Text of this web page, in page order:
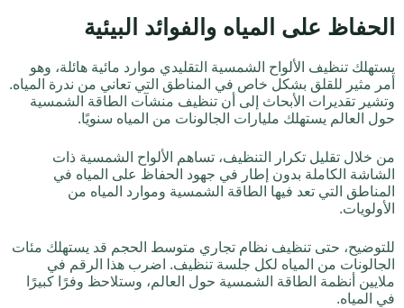
الحفاظ على المياه والفوائد البيئية
يستهلك تنظيف الألواح الشمسية التقليدي موارد مائية هائلة، وهو
أمر مثير للقلق بشكل خاص في المناطق التي تعاني من ندرة المياه.
وتشير تقديرات الأبحاث إلى أن تنظيف منشآت الطاقة الشمسية
حول العالم يستهلك مليارات الجالونات من المياه سنويًا.
من خلال تقليل تكرار التنظيف، تساهم الألواح الشمسية ذات
الشاشة الكاملة بدون إطار في جهود الحفاظ على المياه في
المناطق التي تعد فيها الطاقة الشمسية وموارد المياه من
الأولويات.
للتوضيح، حتى تنظيف نظام تجاري متوسط الحجم قد يستهلك مئات
الجالونات من المياه لكل جلسة تنظيف. اضرب هذا الرقم في
ملايين أنظمة الطاقة الشمسية حول العالم، وستلاحظ وفرًا كبيرًا
في المياه.